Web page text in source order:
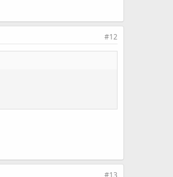
#12
#13